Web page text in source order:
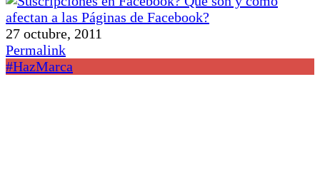
27 octubre, 2011
Permalink
#HazMarca